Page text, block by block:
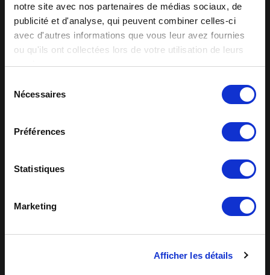
notre site avec nos partenaires de médias sociaux, de
publicité et d'analyse, qui peuvent combiner celles-ci
avec d'autres informations que vous leur avez fournies
ou qu'ils ont collectées lors de votre utilisation de leurs
services.
Nécessaires
Préférences
Statistiques
Marketing
Afficher les détails